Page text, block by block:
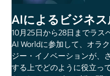
AIによるビジネ
10月25日から28日までラス
AI Worldに参加して、オラ
ジー・イノベーションが、
する上でどのように役立っ